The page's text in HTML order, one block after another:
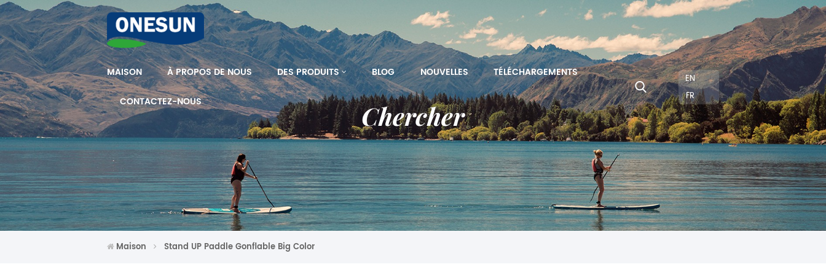
MAISON À PROPOS DE NOUS DES PRODUITS BLOG NOUVELLES TÉLÉCHARGEMENTS
CONTACTEZ-NOUS
EN
FR
Chercher
Maison Stand UP Paddle Gonflable Big Color